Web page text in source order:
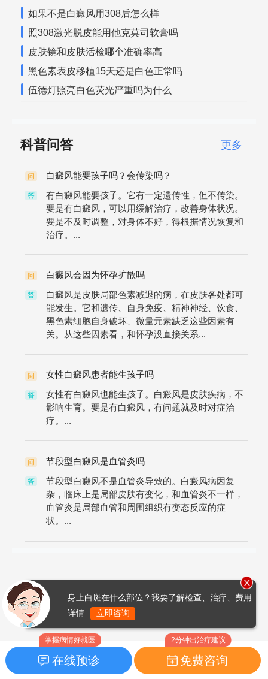
如果不是白癜风用308后怎么样
照308激光脱皮能用他克莫司软膏吗
皮肤镜和皮肤活检哪个准确率高
黑色素表皮移植15天还是白色正常吗
伍德灯照亮白色荧光严重吗为什么
科普问答 更多
问 白癜风能要孩子吗？会传染吗？
答
有白癜风能要孩子。它有一定遗传性，但不传染。
要是有白癜风，可以用缓解治疗，改善身体状况。
要是不及时调整，对身体不好，得根据情况恢复和
治疗。...
问 白癜风会因为怀孕扩散吗
答
白癜风是皮肤局部色素减退的病，在皮肤各处都可
能发生。它和遗传、自身免疫、精神神经、饮食、
黑色素细胞自身破坏、微量元素缺乏这些因素有
关。从这些因素看，和怀孕没直接关系...
问 女性白癜风患者能生孩子吗
答
女性有白癜风也能生孩子。白癜风是皮肤疾病，不
影响生育。要是有白癜风，有问题就及时对症治
疗。...
问 节段型白癜风是血管炎吗
答
节段型白癜风不是血管炎导致的。白癜风病因复
杂，临床上是局部皮肤有变化，和血管炎不一样，
血管炎是局部血管和周围组织有变态反应的症
状。...
掌握病情好就医
在线预诊
2分钟出治疗建议
免费咨询
身上白斑在什么部位？我要了解检查、治疗、费用
详情
立即咨询